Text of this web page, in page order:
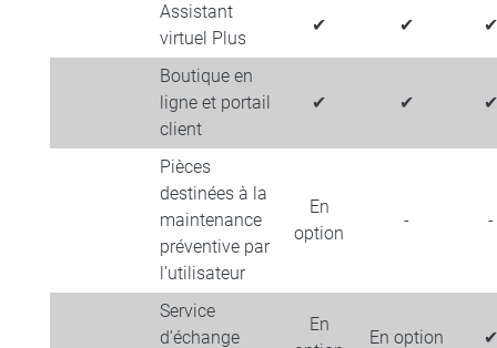
Assistant
virtuel​ Plus
✔ ✔
​Boutique en
ligne et portail
client
✔ ✔
Pièces
destinées à la
maintenance
préventive par
l’utilisateur
En
option
- -
Service
d’échange
En
En option